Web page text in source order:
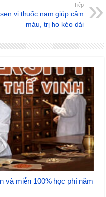
Tiếp
vị thuốc nam giúp cầm
máu, trị ho kéo dài
và miễn 100% học phí năm